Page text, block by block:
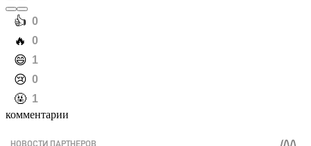
️👍 0
️🔥 0
️😄 1
️😢 0
️🤬 1
комментарии